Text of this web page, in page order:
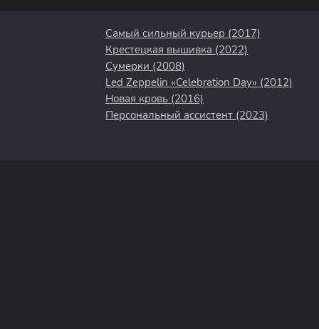
Самый сильный курьер (2017)
Крестецкая вышивка (2022)
Сумерки (2008)
Led Zeppelin «Celebration Day» (2012)
Новая кровь (2016)
Персональный ассистент (2023)